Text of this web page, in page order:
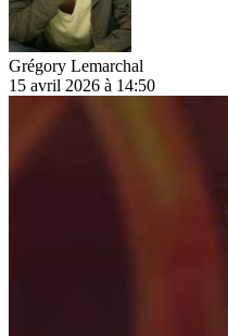
Grégory Lemarchal
15 avril 2026 à 14:50